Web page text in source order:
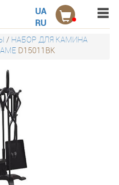
UA
RU
/ НАБОР ДЛЯ КАМИНА
D15011BK